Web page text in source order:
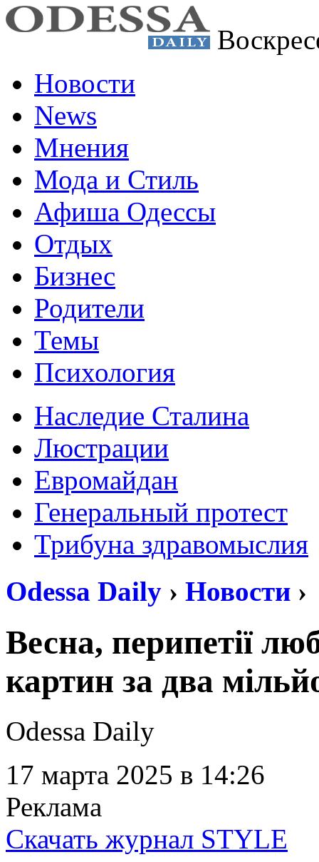
Новости
News
Мнения
Мода и Стиль
Афиша Одессы
Отдых
Бизнес
Родители
Темы
Психология
Наследие Сталина
Люстрации
Евромайдан
Генеральный протест
Трибуна здравомыслия
Odessa Daily › Новости ›
Весна, перипетії
картин за два
Odessa Daily
17 марта 2025 в 14:26
Реклама
Скачать журнал STYLE